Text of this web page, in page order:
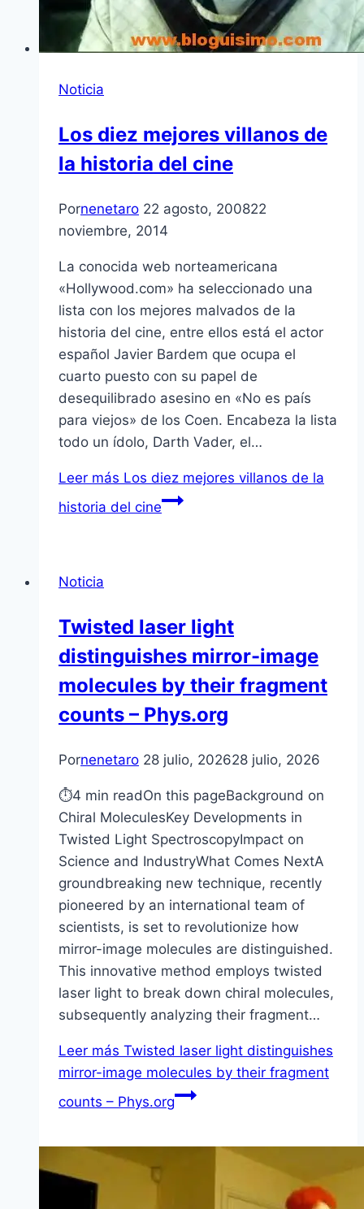
Noticia
Los diez mejores villanos de
la historia del cine
Pornenetaro 22 agosto, 200822
noviembre, 2014
La conocida web norteamericana
«Hollywood.com» ha seleccionado una
lista con los mejores malvados de la
historia del cine, entre ellos está el actor
español Javier Bardem que ocupa el
cuarto puesto con su papel de
desequilibrado asesino en «No es paí­s
para viejos» de los Coen. Encabeza la lista
todo un í­dolo, Darth Vader, el…
Leer más Los diez mejores villanos de la
historia del cine
Noticia
Twisted laser light
distinguishes mirror-image
molecules by their fragment
counts – Phys.org
Pornenetaro 28 julio, 202628 julio, 2026
⏱4 min readOn this pageBackground on
Chiral MoleculesKey Developments in
Twisted Light SpectroscopyImpact on
Science and IndustryWhat Comes NextA
groundbreaking new technique, recently
pioneered by an international team of
scientists, is set to revolutionize how
mirror-image molecules are distinguished.
This innovative method employs twisted
laser light to break down chiral molecules,
subsequently analyzing their fragment…
Leer más Twisted laser light distinguishes
mirror-image molecules by their fragment
counts – Phys.org